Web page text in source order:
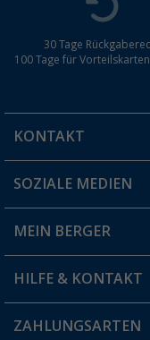
30 Tage
100 Tage für
KONTAKT
Du hast eine Frage?
Filiale finden
SOZIALE MEDIEN
MEIN BERGER
Vorteilskarte
Blog
HILFE & KONTAKT
FAQ & Kontakt
ZAHLUNGSARTEN